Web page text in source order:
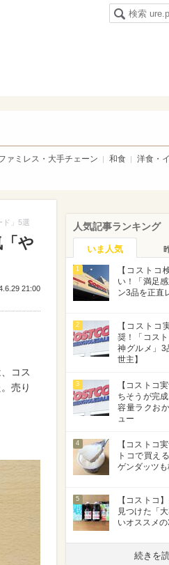
ァミレス・大手チェーン 和食
洋食・
ド」5選
や
21:00
コス
売り
人気記事ランキング
いま人気
1
【コストコ
い！「満足
ン3品を正直
2
【コストコ
奨！「コス
神グルメ」3
世主】
3
【コストコ
ちそうが完
容量ラクお
ュー
4
【コストコ
トコで買え
ゲンダッツ
5
【コストコ
見つけた「
いオススメの
続きを